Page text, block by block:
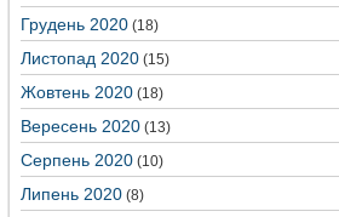
Грудень 2020 (18)
Листопад 2020 (15)
Жовтень 2020 (18)
Вересень 2020 (13)
Серпень 2020 (10)
Липень 2020 (8)